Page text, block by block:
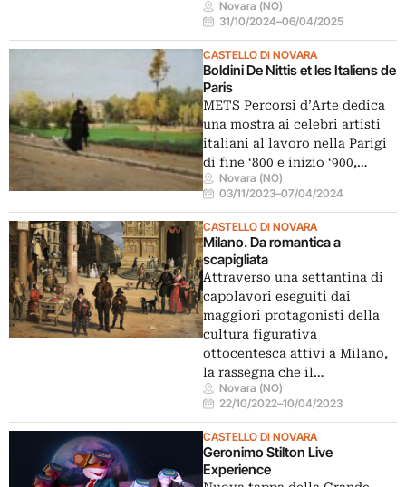
Novara (NO)
31/10/2024–06/04/2025
CASTELLO DI NOVARA
Boldini De Nittis et les Italiens de
Paris
METS Percorsi d’Arte dedica
una mostra ai celebri artisti
italiani al lavoro nella Parigi
di fine ‘800 e inizio ‘900,…
Novara (NO)
03/11/2023–07/04/2024
CASTELLO DI NOVARA
Milano. Da romantica a
scapigliata
Attraverso una settantina di
capolavori eseguiti dai
maggiori protagonisti della
cultura figurativa
ottocentesca attivi a Milano,
la rassegna che il…
Novara (NO)
22/10/2022–10/04/2023
CASTELLO DI NOVARA
Geronimo Stilton Live
Experience